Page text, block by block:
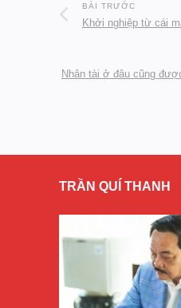
BÀI TRƯỚC
Khởi nghiệp từ cái
Nhân tài ở đâu cũng
TRẦN QUÍ THANH